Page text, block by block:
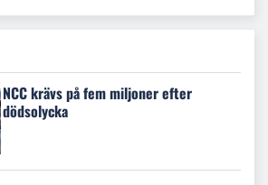
NCC krävs på fem miljoner efter
dödsolycka